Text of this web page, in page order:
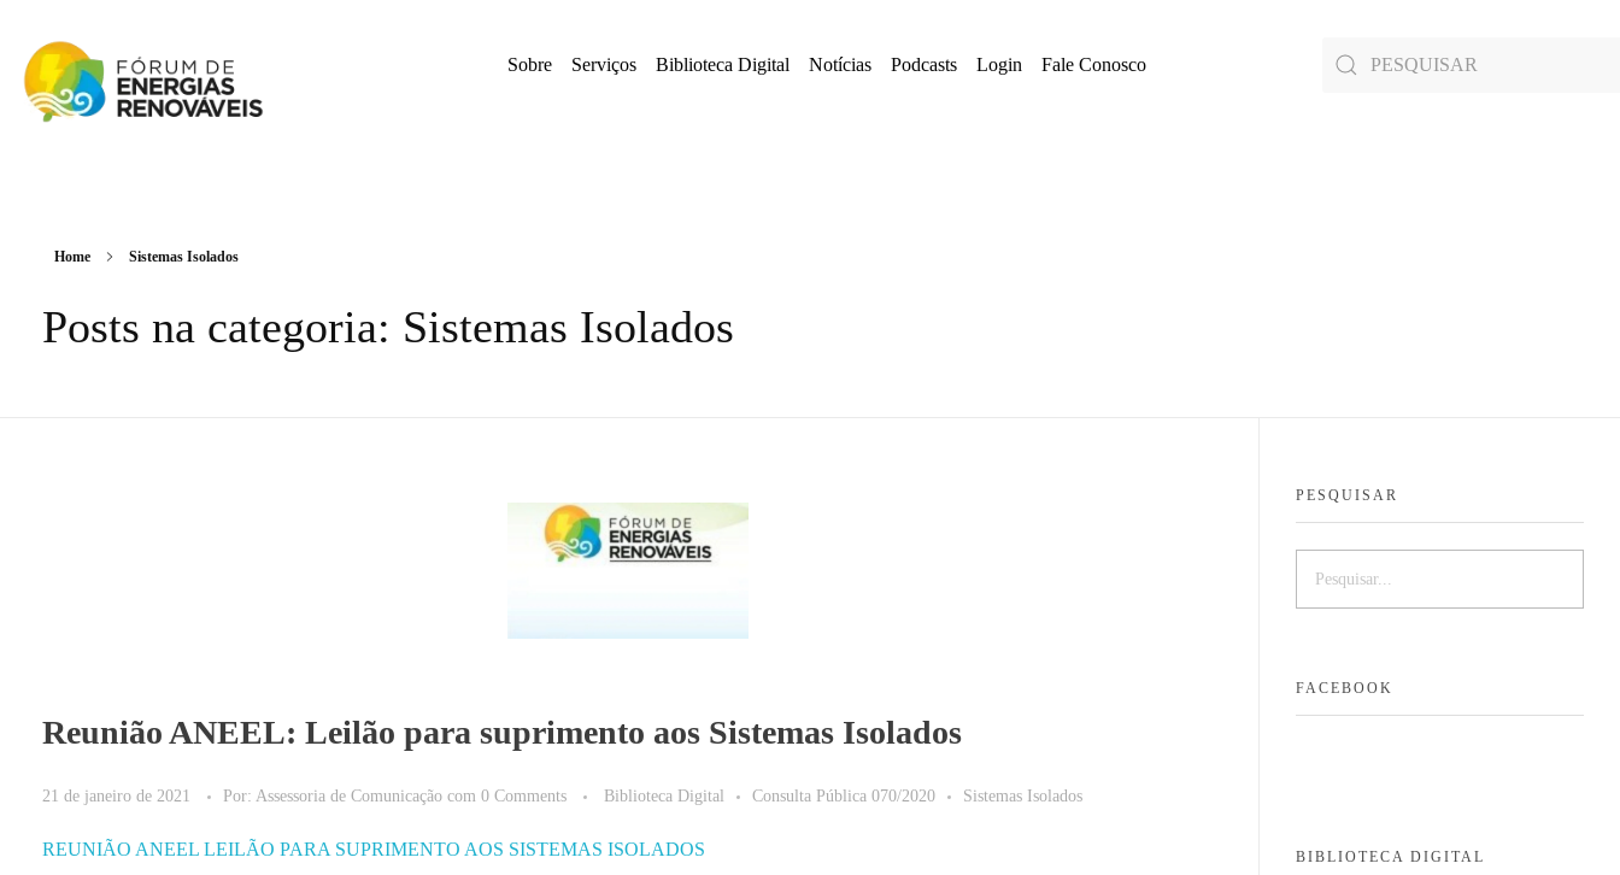
Sobre Serviços Biblioteca Digital Notícias Podcasts Login Fale Conosco
Home Sistemas Isolados
Posts na categoria: Sistemas Isolados
Reunião ANEEL: Leilão para suprimento aos Sistemas Isolados
21 de janeiro de 2021 Por: Assessoria de Comunicação com 0 Comments Biblioteca Digital Consulta Pública 070/2020 Sistemas Isolados
REUNIÃO ANEEL LEILÃO PARA SUPRIMENTO AOS SISTEMAS ISOLADOS
PESQUISAR
FACEBOOK
BIBLIOTECA DIGITAL